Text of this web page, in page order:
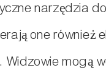
narzędzia
one również
Widzowie mogą